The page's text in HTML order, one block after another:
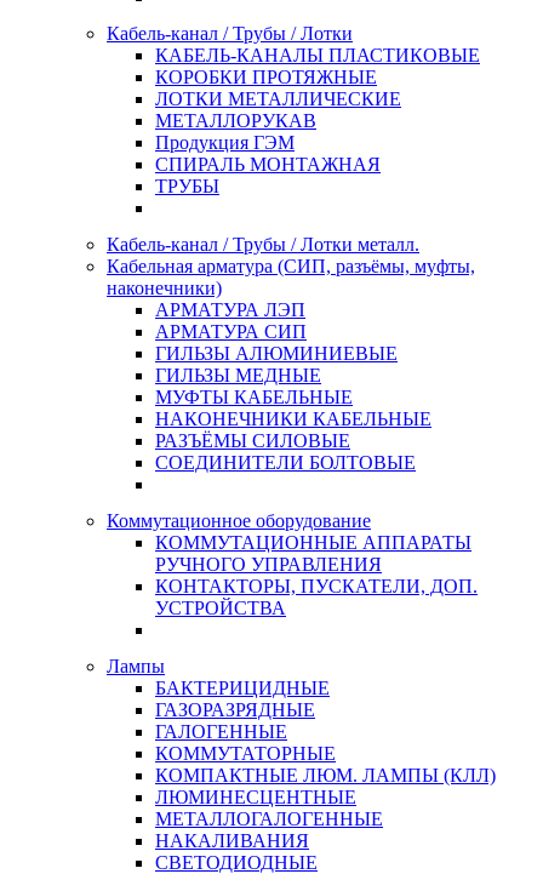
Кабель-канал / Трубы / Лотки
КАБЕЛЬ-КАНАЛЫ ПЛАСТИКОВЫЕ
КОРОБКИ ПРОТЯЖНЫЕ
ЛОТКИ МЕТАЛЛИЧЕСКИЕ
МЕТАЛЛОРУКАВ
Продукция ГЭМ
СПИРАЛЬ МОНТАЖНАЯ
ТРУБЫ
Кабель-канал / Трубы / Лотки металл.
Кабельная арматура (СИП, разъёмы, муфты,
наконечники)
АРМАТУРА ЛЭП
АРМАТУРА СИП
ГИЛЬЗЫ АЛЮМИНИЕВЫЕ
ГИЛЬЗЫ МЕДНЫЕ
МУФТЫ КАБЕЛЬНЫЕ
НАКОНЕЧНИКИ КАБЕЛЬНЫЕ
РАЗЪЁМЫ СИЛОВЫЕ
СОЕДИНИТЕЛИ БОЛТОВЫЕ
Коммутационное оборудование
КОММУТАЦИОННЫЕ АППАРАТЫ
РУЧНОГО УПРАВЛЕНИЯ
КОНТАКТОРЫ, ПУСКАТЕЛИ, ДОП.
УСТРОЙСТВА
Лампы
БАКТЕРИЦИДНЫЕ
ГАЗОРАЗРЯДНЫЕ
ГАЛОГЕННЫЕ
КОММУТАТОРНЫЕ
КОМПАКТНЫЕ ЛЮМ. ЛАМПЫ (КЛЛ)
ЛЮМИНЕСЦЕНТНЫЕ
МЕТАЛЛОГАЛОГЕННЫЕ
НАКАЛИВАНИЯ
СВЕТОДИОДНЫЕ